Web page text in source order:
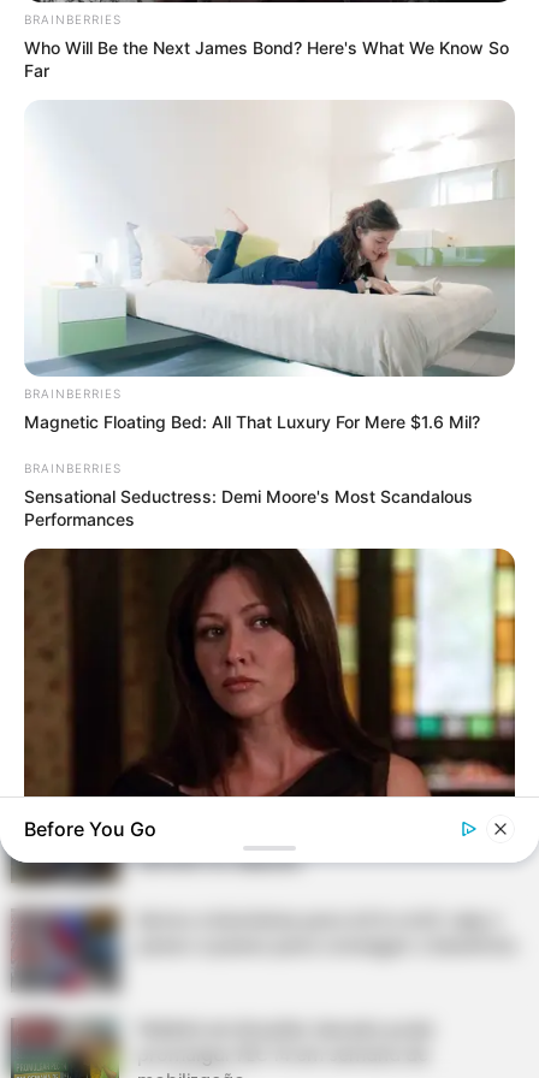
E-mail*
BUSCAR
FACEBOOK
DESTAQUES DA SEMANA
Agente de Saúde é indiciada por falsificar
visitas que nunca aconteceram.
quinquênios, sexta-parte e licenças-prêmio
entram no debate.
BRAINBERRIES
Who Will Be the Next James Bond? Here's What We Know So
Far
BRAINBERRIES
Magnetic Floating Bed: All That Luxury For Mere $1.6 Mil?
BRAINBERRIES
Sensational Seductress: Demi Moore's Most Scandalous
Performances
BRAINBERRIES
They're Unbearable! 9 Movie Characters You Probably
Remember
Before You Go